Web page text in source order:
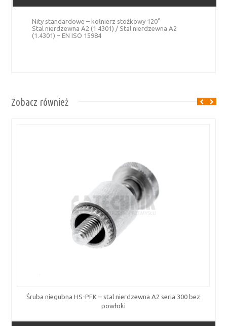
Nity standardowe – kołnierz stożkowy 120°
Stal nierdzewna A2 (1.4301) / Stal nierdzewna A2
(1.4301) – EN ISO 15984
Zobacz również
Śruba niegubna HS-PFK – stal nierdzewna A2 seria 300 bez
powłoki